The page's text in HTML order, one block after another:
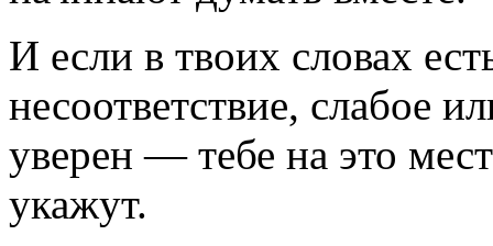
И если в твоих словах
несоответствие, слабое
уверен — тебе на это
укажут.